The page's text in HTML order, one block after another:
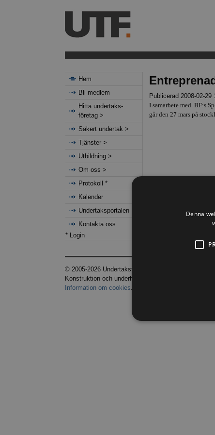
Publicerad 2008-02-29
I samarbete med BF:s
går den 27 mars på
Hem
Bli medlem
Hitta undertaks-
företag >
Säkert undertak >
Tjänster >
Utbildning >
Om oss >
Protokoll *
Kalender
Undertaksportalen
Kontakta oss
* Login
© 2005-2026 Undertaksföretagen
Konstruktion och underhåll av
Information om cookies.
Denna